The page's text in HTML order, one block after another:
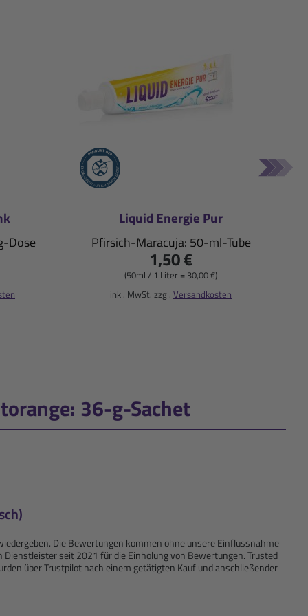
Dose
Liquid Energie Pur
Pfirsich-Maracuja: 50-ml-Tube
1,50 €
(50ml / 1 Liter = 30,00 €)
inkl. MwSt. zzgl. Versandkosten
36-g-Sachet
Die Bewertungen kommen ohne unsere Einflussnahme
seit 2021 für die Einholung von Bewertungen. Trusted
über Trustpilot nach einem getätigten Kauf und anschließender